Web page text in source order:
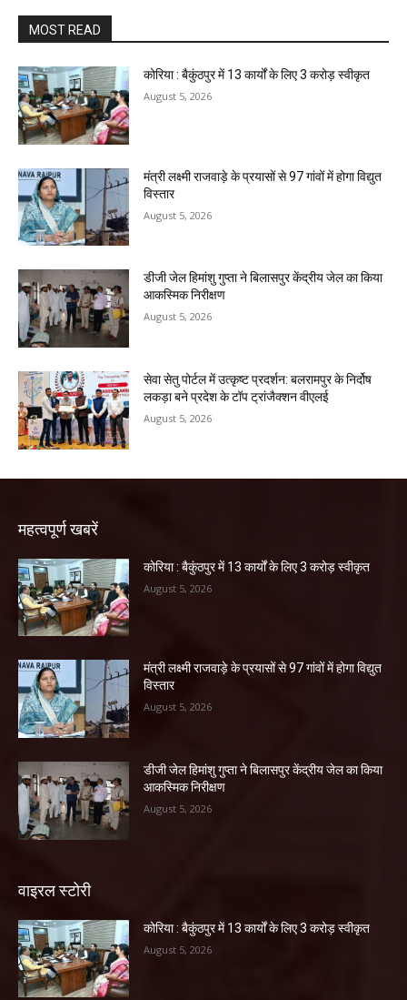
MOST READ
कोरिया : बैकुंठपुर में 13 कार्यों के लिए 3 करोड़ स्वीकृत
August 5, 2026
मंत्री लक्ष्मी राजवाड़े के प्रयासों से 97 गांवों में होगा विद्युत
विस्तार
August 5, 2026
डीजी जेल हिमांशु गुप्ता ने बिलासपुर केंद्रीय जेल का किया
आकस्मिक निरीक्षण
August 5, 2026
सेवा सेतु पोर्टल में उत्कृष्ट प्रदर्शन: बलरामपुर के निर्दोष
लकड़ा बने प्रदेश के टॉप ट्रांजैक्शन वीएलई
August 5, 2026
महत्वपूर्ण खबरें
कोरिया : बैकुंठपुर में 13 कार्यों के लिए 3 करोड़ स्वीकृत
August 5, 2026
मंत्री लक्ष्मी राजवाड़े के प्रयासों से 97 गांवों में होगा विद्युत
विस्तार
August 5, 2026
डीजी जेल हिमांशु गुप्ता ने बिलासपुर केंद्रीय जेल का किया
आकस्मिक निरीक्षण
August 5, 2026
वाइरल स्टोरी
कोरिया : बैकुंठपुर में 13 कार्यों के लिए 3 करोड़ स्वीकृत
August 5, 2026